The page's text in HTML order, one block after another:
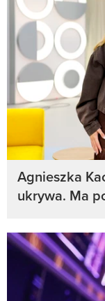
Agnieszka
ukrywa. Ma